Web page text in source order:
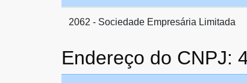
2062 - Sociedade Empresária Limitada
Endereço do CNPJ: